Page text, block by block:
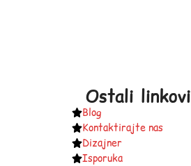
Ostali linkovi
Blog
Kontaktirajte nas
Dizajner
Isporuka